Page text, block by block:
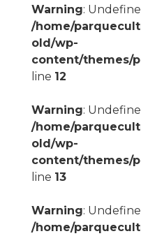
Warning:
/home/
old/wp-
content/themes/
line 12
Warning:
/home/
old/wp-
content/themes/
line 13
Warning:
/home/